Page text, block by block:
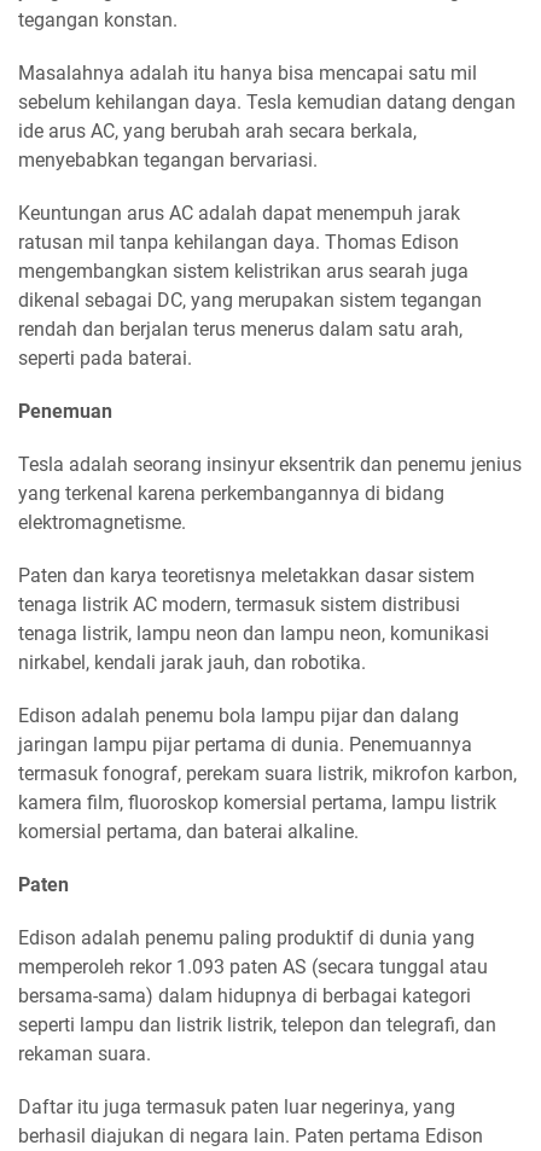
tegangan konstan.
Masalahnya adalah itu hanya bisa mencapai satu mil
sebelum kehilangan daya. Tesla kemudian datang dengan
ide arus AC, yang berubah arah secara berkala,
menyebabkan tegangan bervariasi.
Keuntungan arus AC adalah dapat menempuh jarak
ratusan mil tanpa kehilangan daya. Thomas Edison
mengembangkan sistem kelistrikan arus searah juga
dikenal sebagai DC, yang merupakan sistem tegangan
rendah dan berjalan terus menerus dalam satu arah,
seperti pada baterai.
Penemuan
Tesla adalah seorang insinyur eksentrik dan penemu jenius
yang terkenal karena perkembangannya di bidang
elektromagnetisme.
Paten dan karya teoretisnya meletakkan dasar sistem
tenaga listrik AC modern, termasuk sistem distribusi
tenaga listrik, lampu neon dan lampu neon, komunikasi
nirkabel, kendali jarak jauh, dan robotika.
Edison adalah penemu bola lampu pijar dan dalang
jaringan lampu pijar pertama di dunia. Penemuannya
termasuk fonograf, perekam suara listrik, mikrofon karbon,
kamera film, fluoroskop komersial pertama, lampu listrik
komersial pertama, dan baterai alkaline.
Paten
Edison adalah penemu paling produktif di dunia yang
memperoleh rekor 1.093 paten AS (secara tunggal atau
bersama-sama) dalam hidupnya di berbagai kategori
seperti lampu dan listrik listrik, telepon dan telegrafi, dan
rekaman suara.
Daftar itu juga termasuk paten luar negerinya, yang
berhasil diajukan di negara lain. Paten pertama Edison